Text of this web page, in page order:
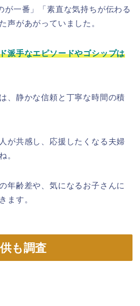
が一番」「素直な気持ちが伝わる
声があがっていました。
派手なエピソードやゴシップは
、静かな信頼と丁寧な時間の積
が共感し、応援したくなる夫婦
。
年齢差や、気になるお子さんに
ます。
も調査